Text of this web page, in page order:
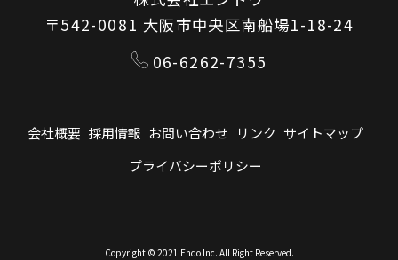
会社概要 採用情報 お問い合わせ リンク サイトマップ
プライバシーポリシー
〒542-0081 大阪市中央区南船場1-18-24
06-6262-7355
Copyright © 2021 Endo Inc. All Right Reserved.